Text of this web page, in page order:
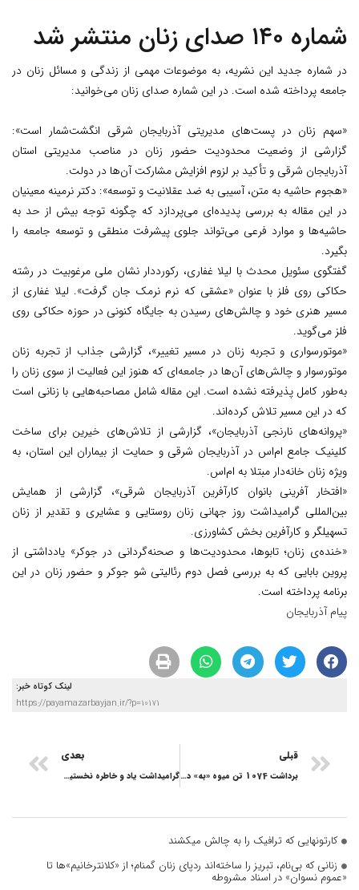
شماره ۱۴۰ صدای زنان منتشر شد
در شماره جدید این نشریه، به موضوعات مهمی از زندگی و مسائل زنان در
جامعه پرداخته شده است. در این شماره صدای زنان می‌خوانید:
«سهم زنان در پست‌های مدیریتی آذربایجان شرقی انگشت‌شمار است»:
گزارشی از وضعیت محدودیت حضور زنان در مناصب مدیریتی استان
آذربایجان شرقی و تأکید بر لزوم افزایش مشارکت آن‌ها در دولت.
«هجوم حاشیه به متن، آسیبی به ضد عقلانیت و توسعه»: دکتر نرمینه معینیان
در این مقاله به بررسی پدیده‌ای می‌پردازد که چگونه توجه بیش از حد به
حاشیه‌ها و موارد فرعی می‌تواند جلوی پیشرفت منطقی و توسعه جامعه را
بگیرد.
گفتگوی سئویل محدث با لیلا غفاری، رکورددار نشان ملی مرغوبیت در رشته
حکاکی روی فلز با عنوان «عشقی که نرم نرمک جان گرفت». لیلا غفاری از
مسیر هنری خود و چالش‌های رسیدن به جایگاه کنونی در حوزه حکاکی روی
فلز می‌گوید.
«موتورسواری و تجربه زنان در مسیر تغییر»، گزارشی جذاب از تجربه زنان
موتورسوار و چالش‌های آن‌ها در جامعه‌ای که هنوز این فعالیت از سوی زنان را
به‌طور کامل پذیرفته نشده است. این مقاله شامل مصاحبه‌هایی با زنانی است
که در این مسیر تلاش کرده‌اند.
«پروانه‌های نارنجی آذربایجان»، گزارشی از تلاش‌های خیرین برای ساخت
کلینیک جامع ام‌اس در آذربایجان شرقی و حمایت از بیماران این استان، به
ویژه زنان خانه‌دار مبتلا به ام‌اس.
«افتخار آفرینی بانوان کارآفرین آذربایجان شرقی»، گزارشی از همایش
بین‌المللی گرامیداشت روز جهانی زنان روستایی و عشایری و تقدیر از زنان
تسهیلگر و کارآفرین بخش کشاورزی.
«خنده‌ی زنان؛ تابوها، محدودیت‌ها و صحنه‌گردانی در جوکر» یادداشتی از
پروین بابایی که به بررسی فصل دوم رئالیتی شو جوکر و حضور زنان در این
برنامه پرداخته است.
پیام آذربایجان
لینک کوتاه خبر:
https://payamazarbayjan.ir/?p=10171
قبلی
برداشت 1074 تن ميوه «به» در استان آذربايجان شرقی
بعدی
گرامیداشت یاد و خاطره نخستین شهید محراب در تبریز
کارتونهایی که ترافیک را به چالش میکشند
زنانی که بی‌نام، تبریز را ساخته‌اند ردپای زنان گمنام؛ از «کلانترخانیم»ها تا
«عموم نسوان» در اسناد مشروطه